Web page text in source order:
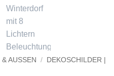
AUSSEN /
DEKOSCHILDER |